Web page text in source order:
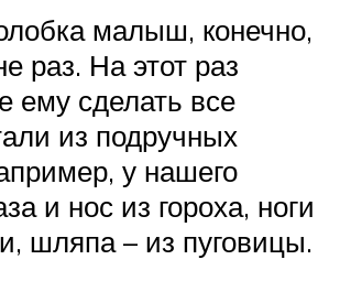
малыш, конечно,
раз. На этот раз
ему сделать все
из подручных
у нашего
и нос из гороха, ноги
шляпа – из пуговицы.